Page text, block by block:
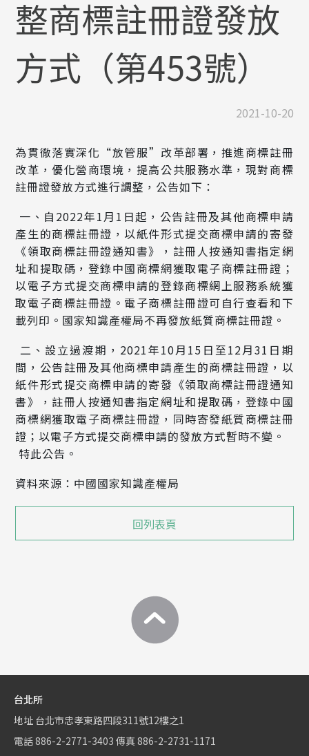
整商標註冊證發放
方式（第453號）
2021-10-20
為貫徹落實深化“放管服”改革部署，推進商標註冊
改革，優化營商環境，提高公共服務水準，現對商標
註冊證發放方式進行調整，公告如下：
一、自2022年1月1日起，公告註冊及其他商標申請
產生的商標註冊證，以紙件形式提交商標申請的寄發
《領取商標註冊證通知書》，註冊人按通知書指定網
址和提取碼，登錄中國商標網獲取電子商標註冊證；
以電子方式提交商標申請的登錄商標網上服務系統獲
取電子商標註冊證。電子商標註冊證可自行查看和下
載列印。國家知識產權局不再發放紙質商標註冊證。
二、設立過渡期，2021年10月15日至12月31日期
間，公告註冊及其他商標申請產生的商標註冊證，以
紙件形式提交商標申請的寄發《領取商標註冊證通知
書》，註冊人按通知書指定網址和提取碼，登錄中國
商標網獲取電子商標註冊證，同時寄發紙質商標註冊
證；以電子方式提交商標申請的發放方式暫時不變。
特此公告。
資料來源：中國國家知識產權局
回列表頁
台北所
地址 台北市忠孝東路四段311號12樓之1
電話886-2-2771-3403 傳真 886-2-2731-1171